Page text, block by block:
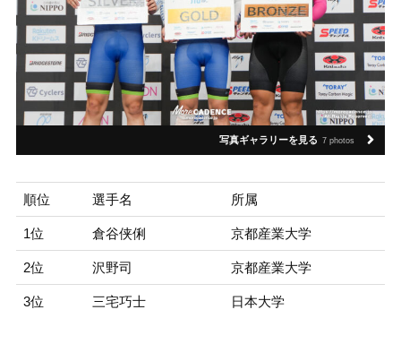
写真ギャラリーを見る 7 photos
順位 選手名 所属
1位 倉谷侠俐 京都産業大学
2位 沢野司 京都産業大学
3位 三宅巧士 日本大学